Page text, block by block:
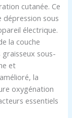
cutanée. Ce
dépression sous
électrique.
la couche
sous-
et
la
oxygénation
essentiels